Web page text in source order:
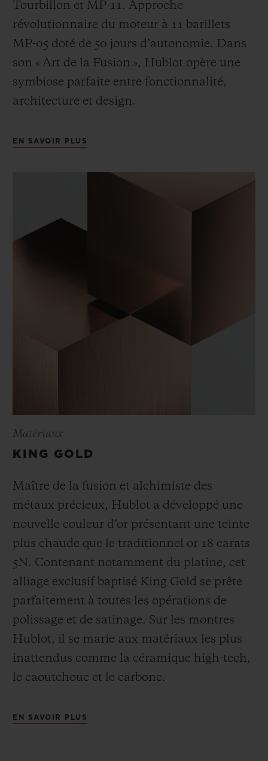
Tourbillon et MP-11. Approche
révolutionnaire du moteur à 11 barillets
MP-05 doté de 50 jours d’autonomie. Dans
son « Art de la Fusion », Hublot opère une
symbiose parfaite entre fonctionnalité,
architecture et design.
EN SAVOIR PLUS
Matériaux
KING GOLD
Maître de la fusion et alchimiste des
métaux précieux, Hublot a développé une
nouvelle couleur d’or présentant une teinte
plus chaude que le traditionnel or 18 carats
5N. Contenant notamment du platine, cet
alliage exclusif baptisé King Gold se prête
parfaitement à toutes les opérations de
polissage et de satinage. Sur les montres
Hublot, il se marie aux matériaux les plus
inattendus comme la céramique high-tech,
le caoutchouc et le carbone.
EN SAVOIR PLUS